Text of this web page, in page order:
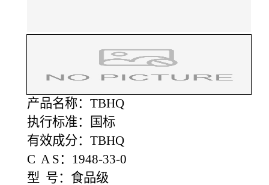
产品名称：TBHQ
执行标准：国标
有效成分：TBHQ
C A S：1948-33-0
型 号：食品级